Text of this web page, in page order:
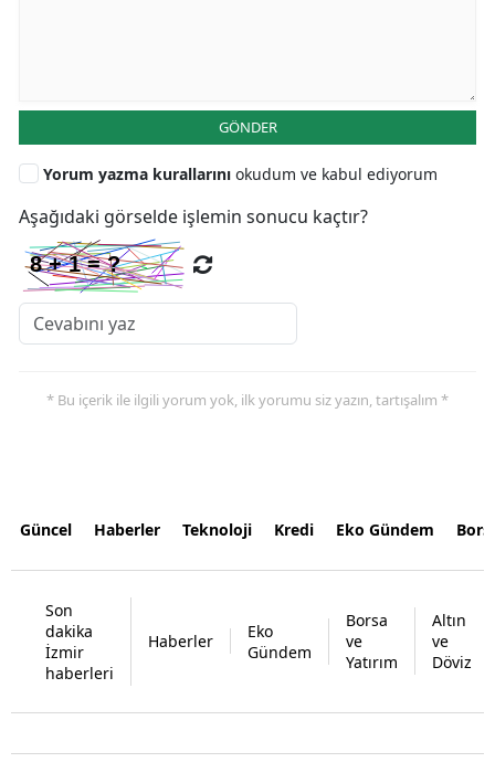
GÖNDER
Yorum yazma kurallarını okudum ve kabul ediyorum
Aşağıdaki görselde işlemin sonucu kaçtır?
* Bu içerik ile ilgili yorum yok, ilk yorumu siz yazın, tartışalım *
Güncel Haberler Teknoloji Kredi Eko Gündem
Son
dakika
İzmir
haberleri
Haberler
Eko
Gündem
Borsa
ve
Yatırım
Altın
ve
Döviz